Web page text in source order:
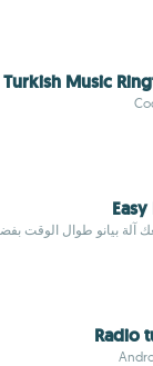
Turkish Music
آلة بيانو طوال الوقت
Radio